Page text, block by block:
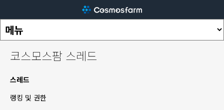
코스모스팜 스레드
스레드
랭킹 및 권한